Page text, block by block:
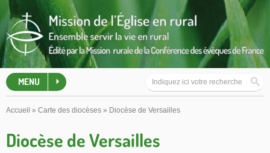
MENU
Accueil » Carte des diocèses » Diocèse de Versailles
Diocèse de Versailles